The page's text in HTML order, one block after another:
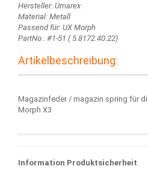
Hersteller: Umarex
Material: Metall
Passend für: UX Morph
PartNo.: #1-51 ( 5.8172.40.22)
Artikelbeschreibung:
Magazinfeder / magazin spring für
Morph X3
Information Produktsicherheit